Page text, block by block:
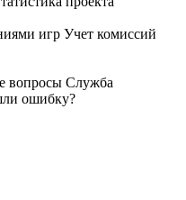
игр Учет комиссий
вопросы Служба
ошибку?